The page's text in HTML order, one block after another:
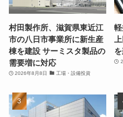
村田製作所、滋賀県東近江
市の八日市事業所に新生産
棟を建設 サーミスタ製品の
需要増に対応
2026年8月8日 工場・設備投資